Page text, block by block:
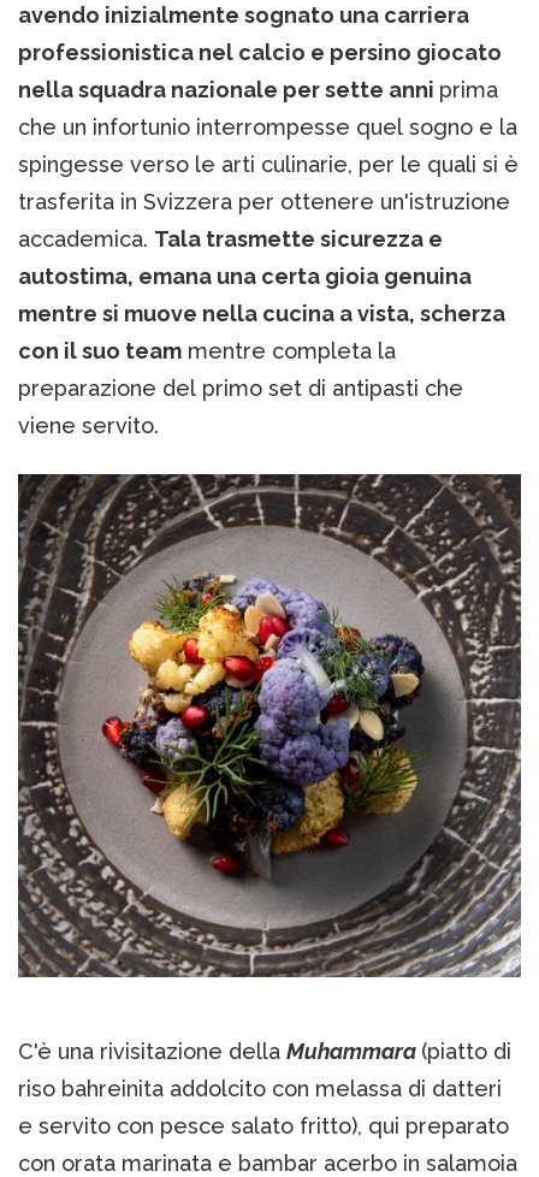
avendo inizialmente sognato una carriera
professionistica nel calcio e persino giocato
nella squadra nazionale per sette anni prima
che un infortunio interrompesse quel sogno e la
spingesse verso le arti culinarie, per le quali si è
trasferita in Svizzera per ottenere un'istruzione
accademica. Tala trasmette sicurezza e
autostima, emana una certa gioia genuina
mentre si muove nella cucina a vista, scherza
con il suo team mentre completa la
preparazione del primo set di antipasti che
viene servito.
C'è una rivisitazione della Muhammara (piatto di
riso bahreinita addolcito con melassa di datteri
e servito con pesce salato fritto), qui preparato
con orata marinata e bambar acerbo in salamoia